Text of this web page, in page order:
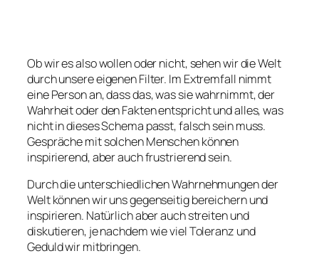
Ob wir es also wollen oder nicht, sehen wir die Welt
durch unsere eigenen Filter. Im Extremfall nimmt
eine Person an, dass das, was sie wahrnimmt, der
Wahrheit oder den Fakten entspricht und alles, was
nicht in dieses Schema passt, falsch sein muss.
Gespräche mit solchen Menschen können
inspirierend, aber auch frustrierend sein.
Durch die unterschiedlichen Wahrnehmungen der
Welt können wir uns gegenseitig bereichern und
inspirieren. Natürlich aber auch streiten und
diskutieren, je nachdem wie viel Toleranz und
Geduld wir mitbringen.